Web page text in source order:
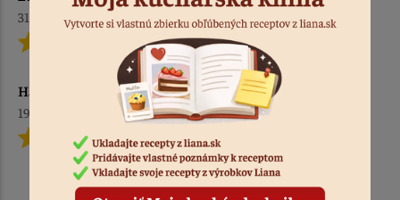
31.12.2025
Hana L.
19.12.2025